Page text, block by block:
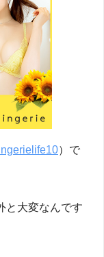
）で
と大変なんです